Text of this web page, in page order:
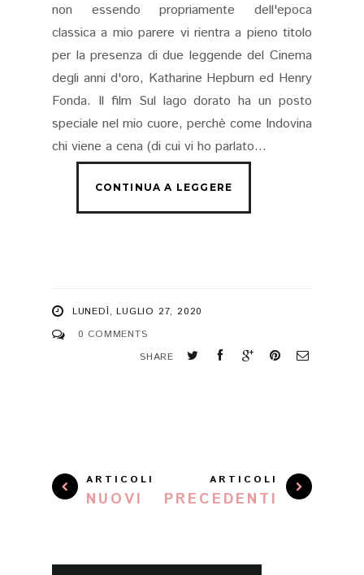
non essendo propriamente dell'epoca
classica a mio parere vi rientra a pieno titolo
per la presenza di due leggende del Cinema
degli anni d'oro, Katharine Hepburn ed Henry
Fonda. Il film Sul lago dorato ha un posto
speciale nel mio cuore, perchè come Indovina
chi viene a cena (di cui vi ho parlato...
LUNEDÌ, LUGLIO 27, 2020
0 COMMENTS
SHARE
ARTICOLI
NUOVI
ARTICOLI
PRECEDENTI